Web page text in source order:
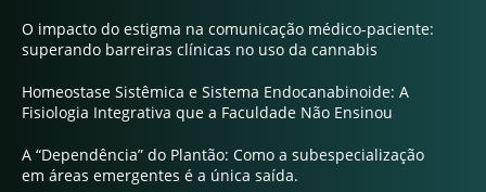
O impacto do estigma na comunicação médico-paciente:
superando barreiras clínicas no uso da cannabis
Homeostase Sistêmica e Sistema Endocanabinoide: A
Fisiologia Integrativa que a Faculdade Não Ensinou
A “Dependência” do Plantão: Como a subespecialização
em áreas emergentes é a única saída.